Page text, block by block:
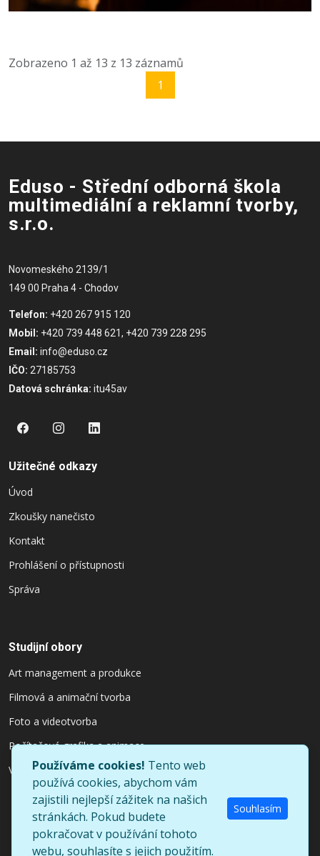
Zobrazeno 1 až 13 z 13 záznamů
1
Eduso - Střední odborná škola
multimediální a reklamní tvorby,
s.r.o.
Novomeského 2139/1
149 00 Praha 4 - Chodov
Telefon: +420 267 915 120
Mobil: +420 739 448 621, +420 739 228 295
Email: info@eduso.cz
IČO: 27185753
Datová schránka: itu45av
Užitečné odkazy
Úvod
Zkoušky nanečisto
Kontakt
Prohlášení o přístupnosti
Správa
Studijní obory
Art management a produkce
Filmová a animační tvorba
Foto a videotvorba
Počítačová grafika a animace
Výtvarnictví a užitý design
©Copyright UpConstruction All Rights Reserved
Používáme cookies! Tento web
používá cookies, abychom vám
zajistili nejlepší zážitek na našich
stránkách. Pokud budete
pokračovat v používání tohoto
webu, souhlasíte s jejich použitím.
Souhlasím